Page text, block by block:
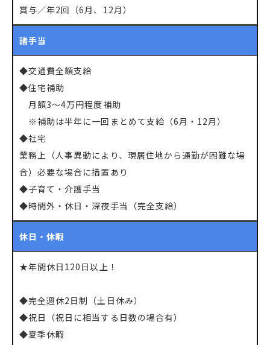
賞与／年2回（6月、12月）
諸手当
◆交通費全額支給
◆住宅補助
月額3～4万円程度補助
※補助は半年に一回まとめて支給（6月・12月）
◆社宅
業務上（人事異動により、現居住地から通勤が困難な場
合）必要な場合に措置あり
◆子育て・介護手当
◆時間外・休日・深夜手当（完全支給）
休日・休暇
★年間休日120日以上！
◆完全週休2日制（土日休み）
◆祝日（祝日に相当する日数の場合有）
◆夏季休暇